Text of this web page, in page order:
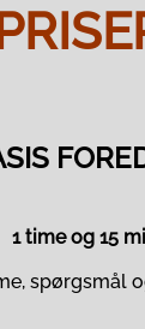
1 time og 15
spørgsmål